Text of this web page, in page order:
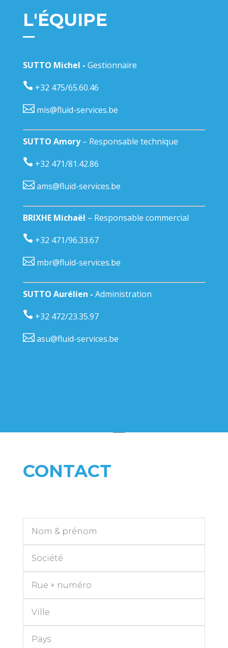
L'ÉQUIPE
SUTTO Michel - Gestionnaire
+32 475/65.60.46
mis@fluid-services.be
SUTTO Amory– Responsable technique
+32 471/81.42.86
ams@fluid-services.be
BRIXHE Michaël – Responsable commercial
+32 471/96.33.67
mbr@fluid-services.be
SUTTO Aurélien - Administration
+32 472/23.35.97
asu@fluid-services.be
CONTACT